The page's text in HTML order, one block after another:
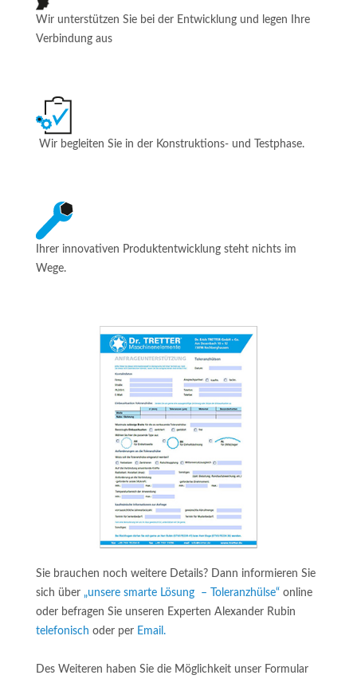
Wir unterstützen Sie bei der Entwicklung und legen Ihre
Verbindung aus
Wir begleiten Sie in der Konstruktions- und Testphase.
Ihrer innovativen Produktentwicklung steht nichts im
Wege.
Sie brauchen noch weitere Details? Dann informieren Sie
sich über „unsere smarte Lösung – Toleranzhülse“ online
oder befragen Sie unseren Experten Alexander Rubin
telefonisch oder per Email.
Des Weiteren haben Sie die Möglichkeit unser Formular